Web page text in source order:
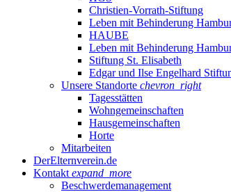
Christien-Vorrath-Stiftung
Leben mit Behinderung
HAUBE
Leben mit Behinderung
Stiftung St. Elisabeth
Edgar und Ilse Engelhard
Unsere Standorte chevron_right
Tagesstätten
Wohngemeinschaften
Hausgemeinschaften
Horte
Mitarbeiten
DerElternverein.de
Kontakt expand_more
Beschwerdemanagement